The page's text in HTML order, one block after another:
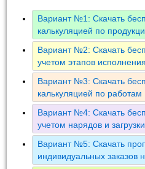
Вариант №1: Скачать
калькуляцией по
Вариант №2: Скачать
учетом этапов исполнения
Вариант №3: Скачать
калькуляцией по работам
Вариант №4: Скачать
учетом нарядов и
Вариант №5: Скачать
индивидуальных заказов